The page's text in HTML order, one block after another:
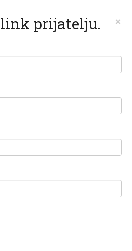
prijatelju. ×